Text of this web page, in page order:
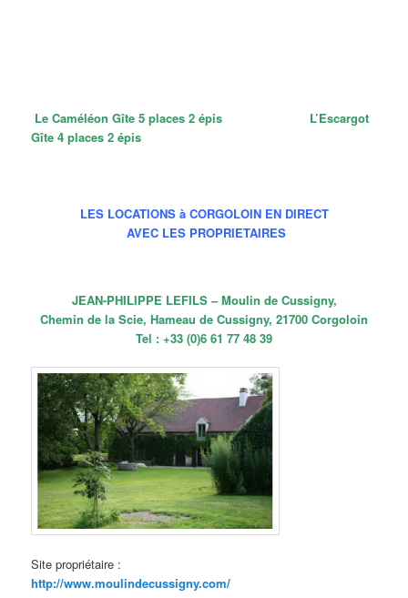
Le Caméléon Gîte 5 places 2 épis
L’Escargot
Gîte 4 places 2 épis
LES LOCATIONS à CORGOLOIN EN DIRECT
AVEC LES PROPRIETAIRES
JEAN-PHILIPPE LEFILS – Moulin de Cussigny,
Chemin de la Scie, Hameau de Cussigny, 21700 Corgoloin
Tel : +33 (0)6 61 77 48 39
Site propriétaire :
http://www.moulindecussigny.com/